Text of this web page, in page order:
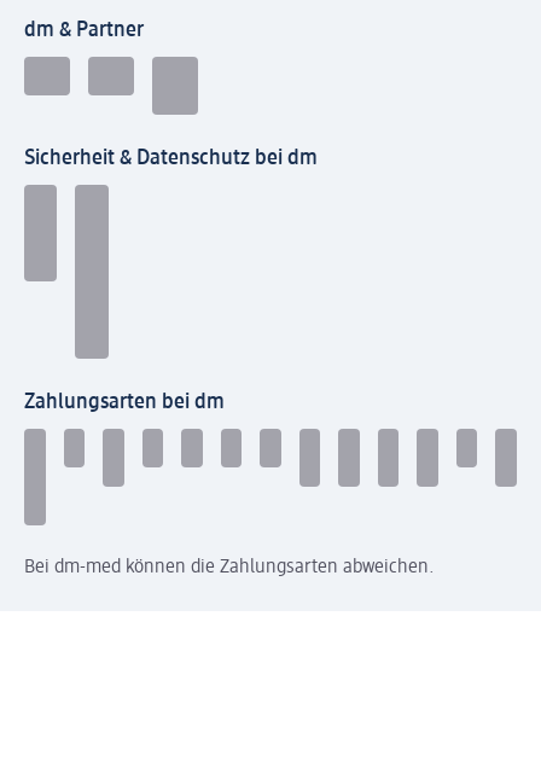
dm & Partner
Sicherheit & Datenschutz bei dm
Zahlungsarten bei dm
Bei dm-med können die Zahlungsarten abweichen.